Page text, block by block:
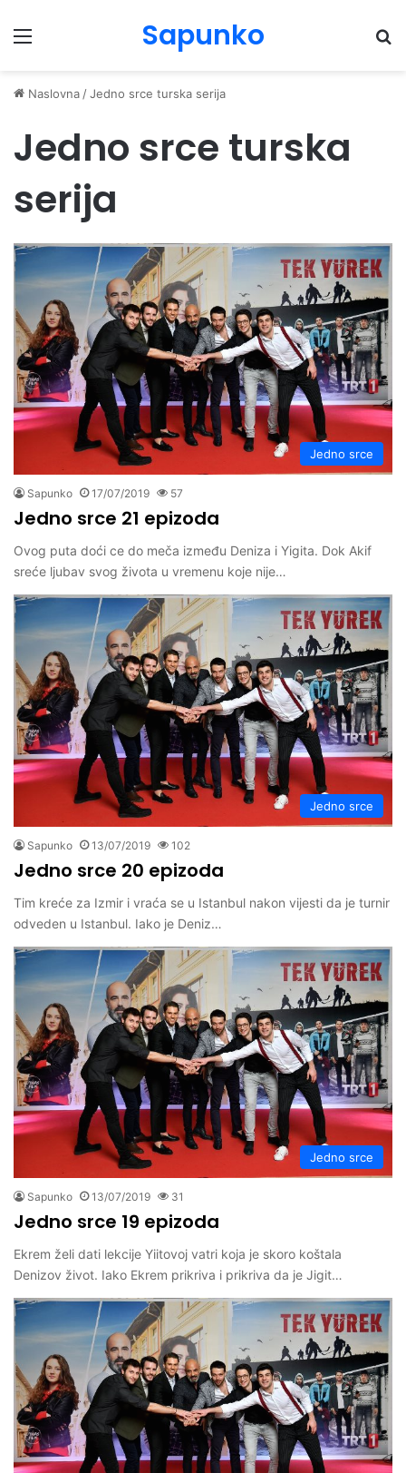
Menu Sapunko
Naslovna /Jedno srce turska serija
Jedno srce turska
serija
Jedno srce
Sapunko 17/07/2019 57
Jedno srce 21 epizoda
Ovog puta doći ce do meča između Deniza i Yigita. Dok Akif
sreće ljubav svog života u vremenu koje nije…
Jedno srce
Sapunko 13/07/2019 102
Jedno srce 20 epizoda
Tim kreće za Izmir i vraća se u Istanbul nakon vijesti da je turnir
odveden u Istanbul. Iako je Deniz…
Jedno srce
Sapunko 13/07/2019 31
Jedno srce 19 epizoda
Ekrem želi dati lekcije Yiitovoj vatri koja je skoro koštala
Denizov život. Iako Ekrem prikriva i prikriva da je Jigit…